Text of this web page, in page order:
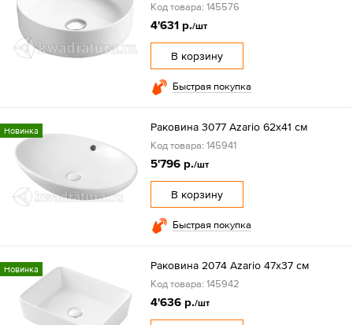
Код товара: 145576
4'631 р./шт
В корзину
Быстрая покупка
Новинка Раковина 3077 Azario 62x41 см
Код товара: 145941
5'796 р./шт
В корзину
Быстрая покупка
Новинка Раковина 2074 Azario 47x37 см
Код товара: 145942
4'636 р./шт